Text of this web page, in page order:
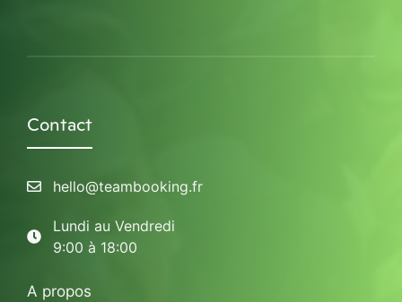
Contact
hello@teambooking.fr
Lundi au Vendredi
9:00 à 18:00
A propos